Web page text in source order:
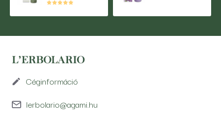
Céginformáció
lerbolario@agami.hu